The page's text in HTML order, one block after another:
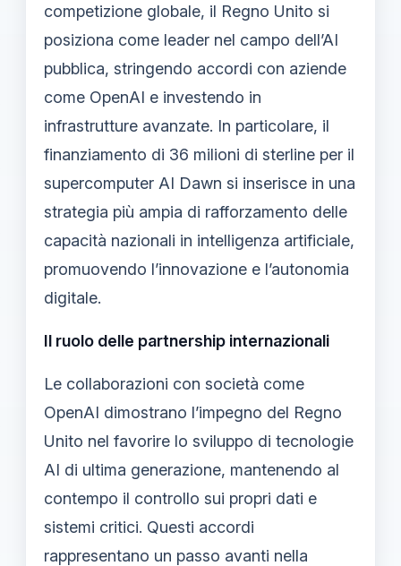
competizione globale, il Regno Unito si
posiziona come leader nel campo dell’AI
pubblica, stringendo accordi con aziende
come OpenAI e investendo in
infrastrutture avanzate. In particolare, il
finanziamento di 36 milioni di sterline per il
supercomputer AI Dawn si inserisce in una
strategia più ampia di rafforzamento delle
capacità nazionali in intelligenza artificiale,
promuovendo l’innovazione e l’autonomia
digitale.
Il ruolo delle partnership internazionali
Le collaborazioni con società come
OpenAI dimostrano l’impegno del Regno
Unito nel favorire lo sviluppo di tecnologie
AI di ultima generazione, mantenendo al
contempo il controllo sui propri dati e
sistemi critici. Questi accordi
rappresentano un passo avanti nella